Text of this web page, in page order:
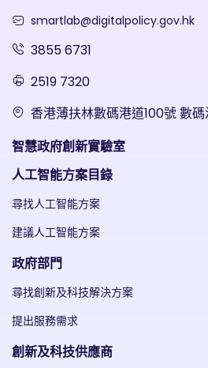
smartlab@digitalpolicy.gov.hk
3855 6731
2519 7320
香港薄扶林數碼港道100號 數碼
智慧政府創新實驗室
人工智能方案目錄
尋找人工智能方案
建議人工智能方案
政府部門
尋找創新及科技解決方案
提出服務需求
創新及科技供應商